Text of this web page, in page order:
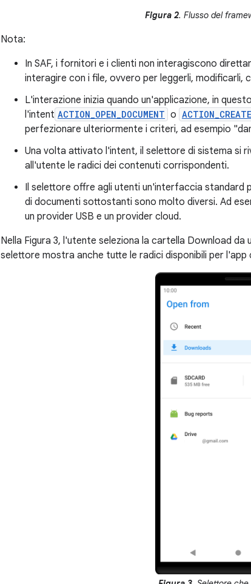
Figura 2. Flusso del
Nota:
In SAF, i fornitori e i clienti non interagiscono
interagire con i file, ovvero per leggerli, modificarli,
L'interazione inizia quando un'applicazione, in
l'intent ACTION_OPEN_DOCUMENT o
perfezionare ulteriormente i criteri, ad esempio
Una volta attivato l'intent, il selettore di sistema si
all'utente le radici dei contenuti corrispondenti.
Il selettore offre agli utenti un'interfaccia standard
di documenti sottostanti sono molto diversi. Ad
un provider USB e un provider cloud.
Nella Figura 3, l'utente seleziona la cartella Download
selettore mostra anche tutte le radici disponibili per l'app